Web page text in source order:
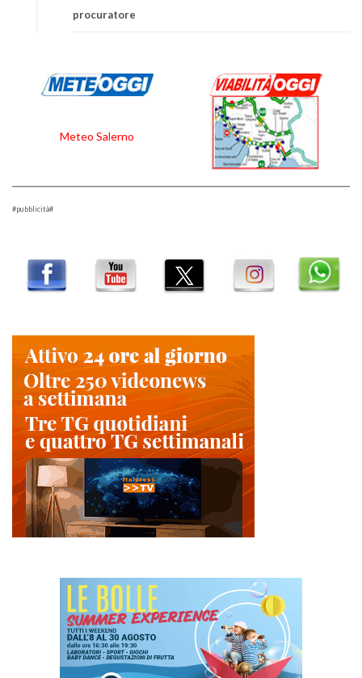
procuratore
Meteo Salerno
#pubblicità#